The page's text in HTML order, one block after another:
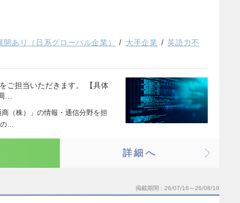
開あり（日系グローバル企業） 大手企業
英語力不
ご担当いただきます。 【具体
…
（株）」の情報・通信分野を担
…
詳細へ
掲載期間 26/07/16～26/08/19